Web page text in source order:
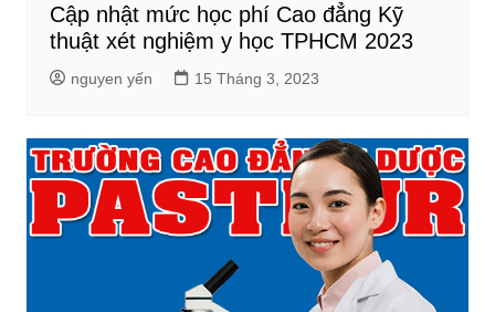
Cập nhật mức học phí Cao đẳng Kỹ
thuật xét nghiệm y học TPHCM 2023
nguyen yến 15 Tháng 3, 2023